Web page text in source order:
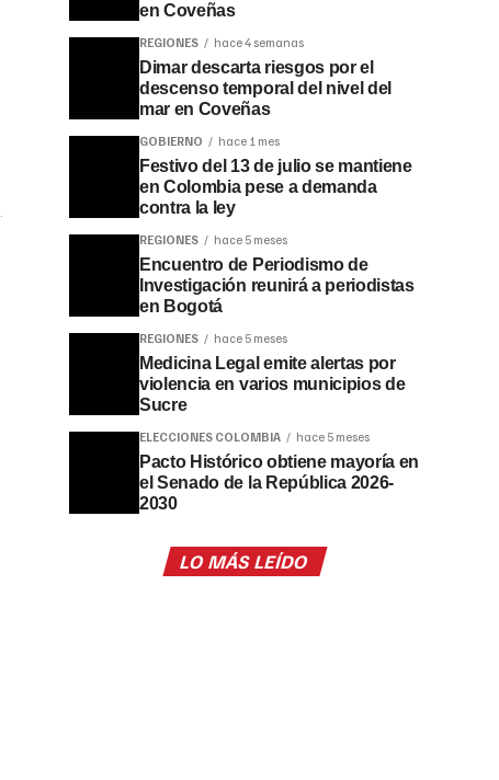
en Coveñas
REGIONES hace 4 semanas
Dimar descarta riesgos por el
descenso temporal del nivel del
mar en Coveñas
GOBIERNO hace 1 mes
Festivo del 13 de julio se mantiene
en Colombia pese a demanda
contra la ley
REGIONES hace 5 meses
Encuentro de Periodismo de
Investigación reunirá a periodistas
en Bogotá
REGIONES hace 5 meses
Medicina Legal emite alertas por
violencia en varios municipios de
Sucre
ELECCIONES COLOMBIA hace 5 meses
Pacto Histórico obtiene mayoría en
el Senado de la República 2026-
2030
LO MÁS LEÍDO